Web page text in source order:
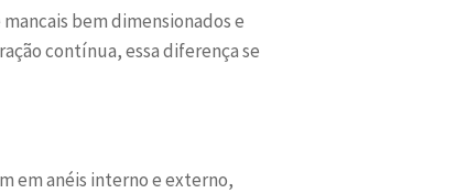
bem dimensionados e
contínua, essa diferença se
em anéis interno e externo,